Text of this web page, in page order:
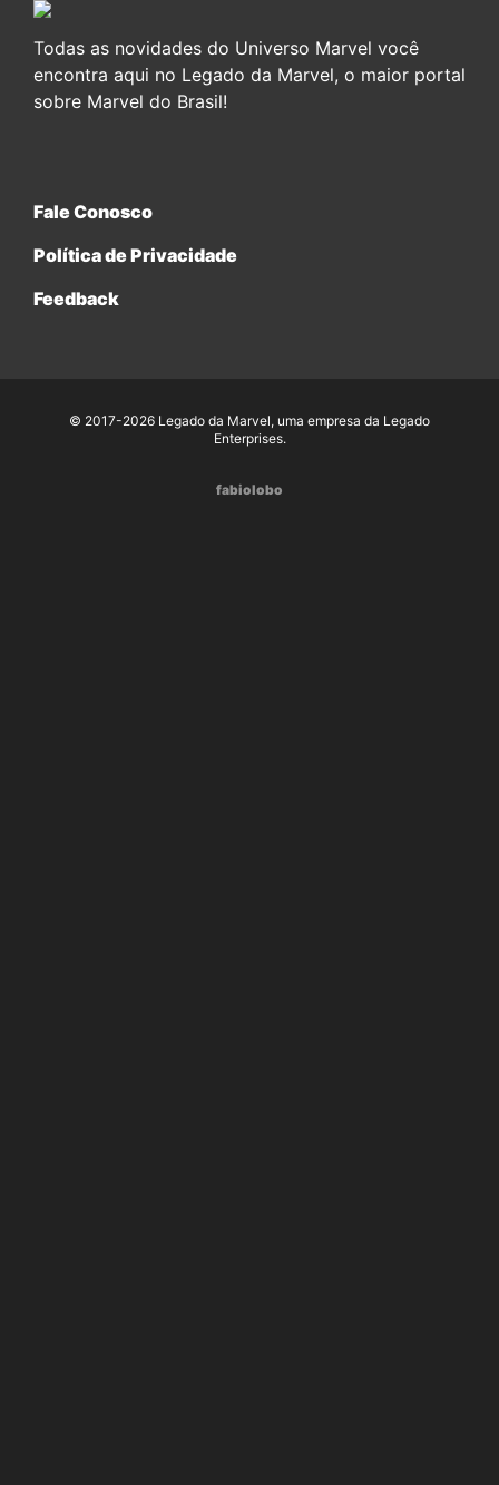
Todas as novidades do Universo Marvel você
encontra aqui no Legado da Marvel, o maior portal
sobre Marvel do Brasil!
Fale Conosco
Política de Privacidade
Feedback
© 2017-2026 Legado da Marvel, uma empresa da Legado
Enterprises.
fabiolobo